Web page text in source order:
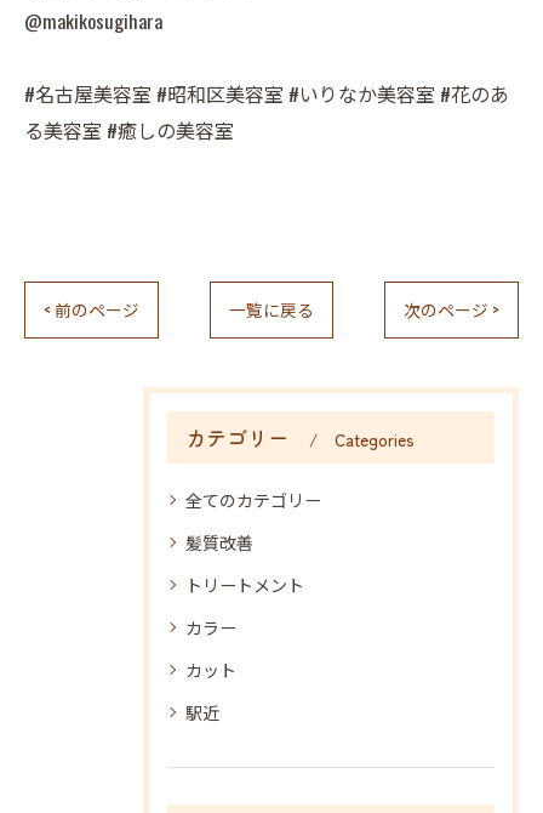
@makikosugihara
#名古屋美容室 #昭和区美容室 #いりなか美容室 #花のあ
る美容室 #癒しの美容室
< 前のページ 一覧に戻る 次のページ >
カテゴリー Categories
全てのカテゴリー
髪質改善
トリートメント
カラー
カット
駅近